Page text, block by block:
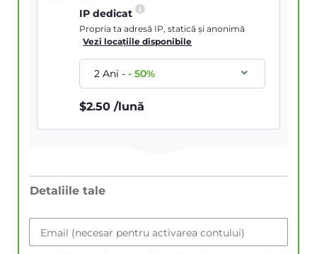
IP dedicat
Propria ta adresă IP, statică și anonimă
Vezi locațiile disponibile
2 Ani--50%
$2.50 /lună
Detaliile tale
Email (necesar pentru activarea contului)